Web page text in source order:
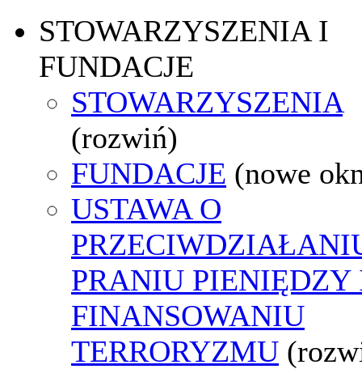
STOWARZYSZENIA I
FUNDACJE
STOWARZYSZENIA
(rozwiń)
FUNDACJE (nowe
USTAWA O
PRANIU PIENIĘDZY
FINANSOWANIU
TERRORYZMU